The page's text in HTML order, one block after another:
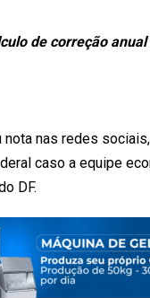
de correção
nas redes
caso a equipe
DF.